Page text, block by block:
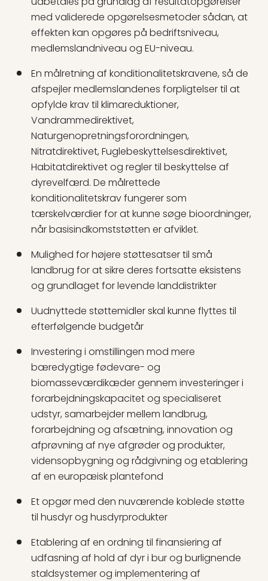
med validerede opgørelsesmetoder sådan, at
effekten kan opgøres på bedriftsniveau,
medlemslandniveau og EU-niveau.
En målretning af konditionalitetskravene, så de
afspejler medlemslandenes forpligtelser til at
opfylde krav til klimareduktioner,
Vandrammedirektivet,
Naturgenopretningsforordningen,
Nitratdirektivet, Fuglebeskyttelsesdirektivet,
Habitatdirektivet og regler til beskyttelse af
dyrevelfærd. De målrettede
konditionalitetskrav fungerer som
tærskelværdier for at kunne søge bioordninger,
når basisindkomststøtten er afviklet.
Mulighed for højere støttesatser til små
landbrug for at sikre deres fortsatte eksistens
og grundlaget for levende landdistrikter
Uudnyttede støttemidler skal kunne flyttes til
efterfølgende budgetår
Investering i omstillingen mod mere
bæredygtige fødevare- og
biomasseværdikæder gennem investeringer i
forarbejdningskapacitet og specialiseret
udstyr, samarbejder mellem landbrug,
forarbejdning og afsætning, innovation og
afprøvning af nye afgrøder og produkter,
vidensopbygning og rådgivning og etablering
af en europæisk plantefond
Et opgør med den nuværende koblede støtte
til husdyr og husdyrprodukter
Etablering af en ordning til finansiering af
udfasning af hold af dyr i bur og burlignende
staldsystemer og implementering af